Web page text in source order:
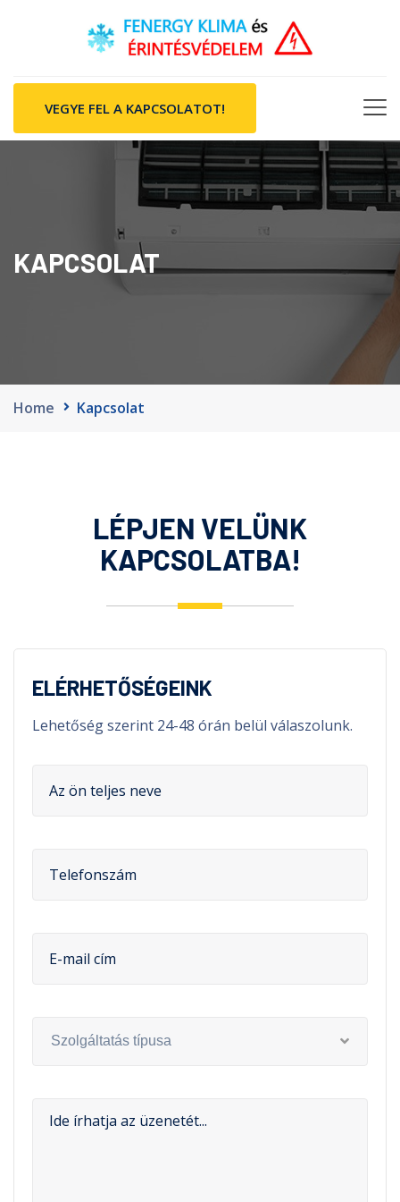
VEGYE FEL A KAPCSOLATOT!
KAPCSOLAT
Home Kapcsolat
LÉPJEN VELÜNK
KAPCSOLATBA!
ELÉRHETŐSÉGEINK
Lehetőség szerint 24-48 órán belül válaszolunk.
Szolgáltatás típusa